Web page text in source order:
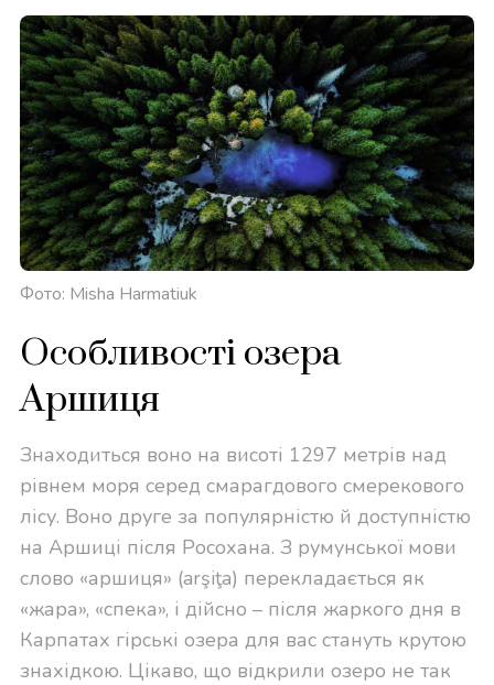
Фото: Misha Harmatiuk
Особливості озера
Аршиця
Знаходиться воно на висоті 1297 метрів над
рівнем моря серед смарагдового смерекового
лісу. Воно друге за популярністю й доступністю
на Аршиці після Росохана. З румунської мови
слово «аршиця» (arşiţa) перекладається як
«жара», «спека», і дійсно – після жаркого дня в
Карпатах гірські озера для вас стануть крутою
знахідкою. Цікаво, що відкрили озеро не так